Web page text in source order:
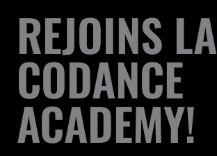
REJOINS LA
CODANCE
ACADEMY!